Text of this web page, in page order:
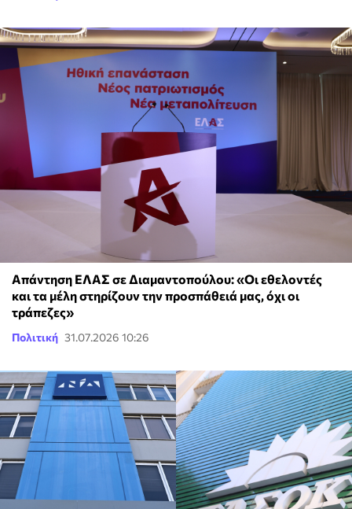
Απάντηση ΕΛΑΣ σε Διαμαντοπούλου: «Οι εθελοντές
και τα μέλη στηρίζουν την προσπάθειά μας, όχι οι
τράπεζες»
Πολιτική 31.07.2026 10:26